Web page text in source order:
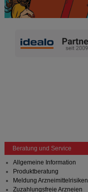
Beratung und Service
Allgemeine Information
Produktberatung
Meldung Arzneimittelrisiken
Zuzahlungsfreie Arzneien